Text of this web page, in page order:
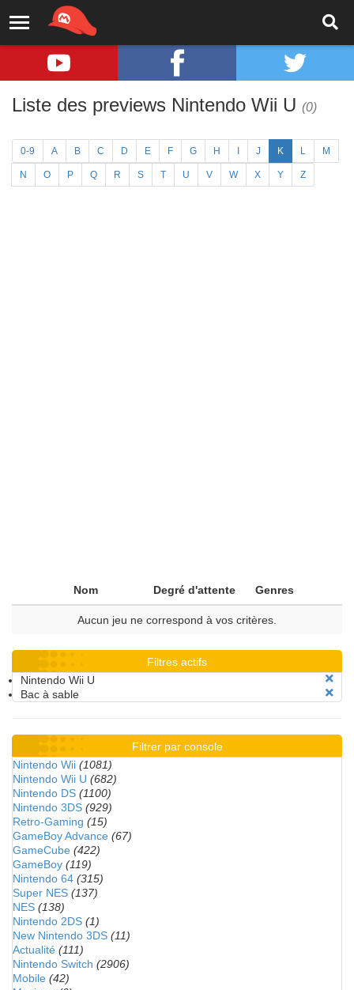
Liste des previews Nintendo Wii U (0)
0-9 A B C D E F G H J K L M
N O P Q R S T U V W X Y Z
Nom Degré d'attente Genres
Aucun jeu ne correspond à vos critères.
Filtres actifs
Nintendo Wii U
Bac à sable
Filtrer par console
Nintendo Wii (1081)
Nintendo Wii U (682)
Nintendo DS (1100)
Nintendo 3DS (929)
Retro-Gaming (15)
GameBoy Advance (67)
GameCube (422)
GameBoy (119)
Nintendo 64 (315)
Super NES (137)
NES (138)
Nintendo 2DS (1)
New Nintendo 3DS (11)
Actualité (111)
Nintendo Switch (2906)
Mobile (42)